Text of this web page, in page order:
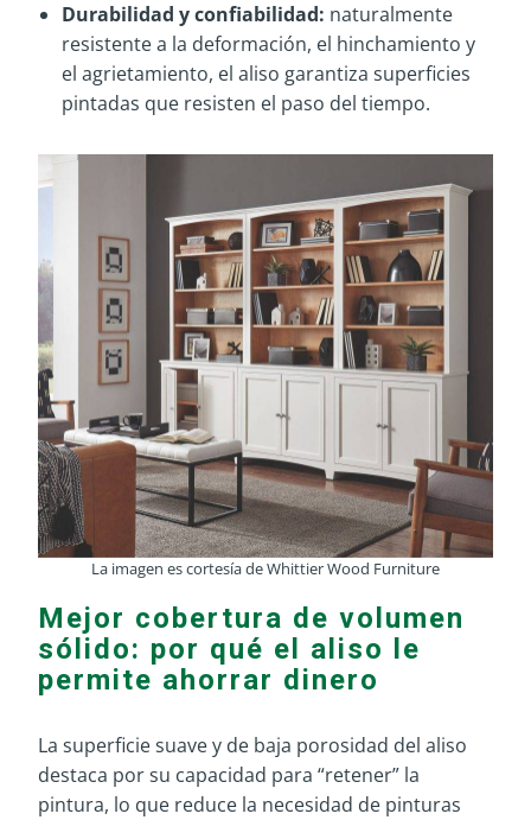
Durabilidad y confiabilidad: naturalmente
resistente a la deformación, el hinchamiento y
el agrietamiento, el aliso garantiza superficies
pintadas que resisten el paso del tiempo.
La imagen es cortesía de Whittier Wood Furniture
Mejor cobertura de volumen
sólido: por qué el aliso le
permite ahorrar dinero
La superficie suave y de baja porosidad del aliso
destaca por su capacidad para “retener” la
pintura, lo que reduce la necesidad de pinturas